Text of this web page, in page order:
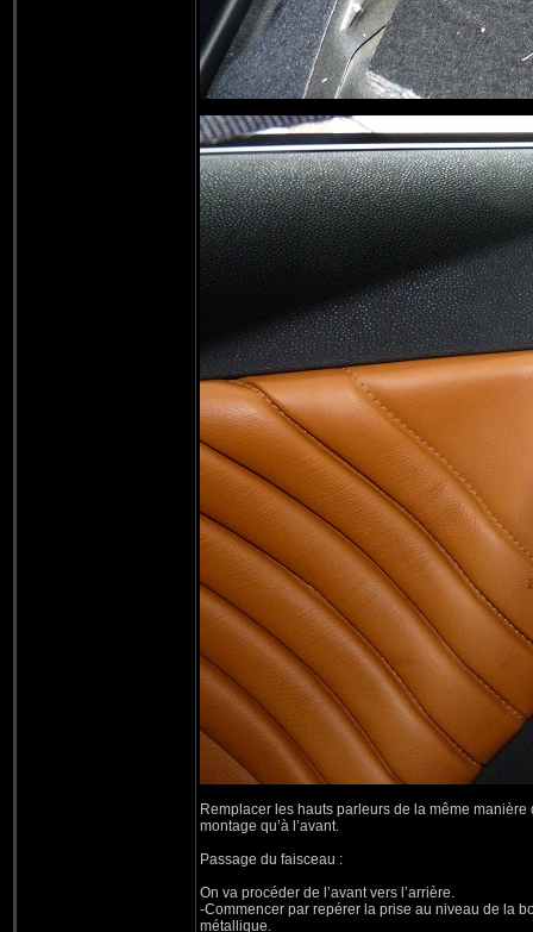
Remplacer les hauts parleurs de la même manière
montage qu’à l’avant.
Passage du faisceau :
On va procéder de l’avant vers l’arrière.
-Commencer par repérer la prise au niveau de la
métallique.